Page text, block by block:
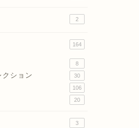
2
164
8
ション 30
106
20
3